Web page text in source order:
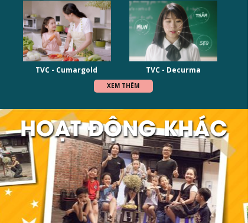
XEM THÊM
TVC - Cumargold TVC - Decurma
HOẠT ĐỘNG KHÁC